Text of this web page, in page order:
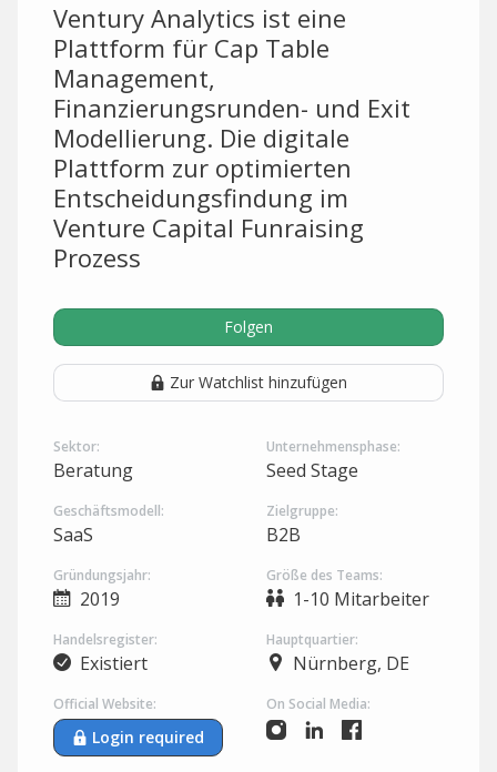
Ventury Analytics ist eine
Plattform für Cap Table
Management,
Finanzierungsrunden- und Exit
Modellierung. Die digitale
Plattform zur optimierten
Entscheidungsfindung im
Venture Capital Funraising
Prozess
Folgen
Zur Watchlist hinzufügen
Sektor:
Beratung
Unternehmensphase:
Seed Stage
Geschäftsmodell:
SaaS
Zielgruppe:
B2B
Gründungsjahr:
2019
Größe des Teams:
1-10 Mitarbeiter
Handelsregister:
Existiert
Hauptquartier:
Nürnberg, DE
Official Website:
Login required
On Social Media: